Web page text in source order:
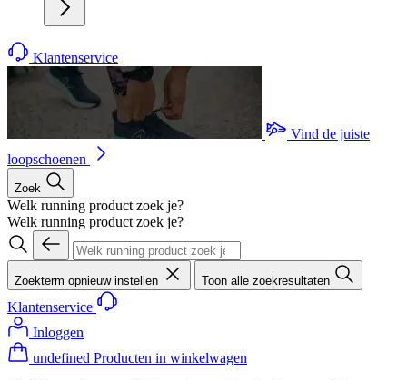
Klantenservice
Vind de juiste
loopschoenen
Zoek
Welk running product zoek je?
Welk running product zoek je?
Zoekterm opnieuw instellen Toon alle zoekresultaten
Klantenservice
Inloggen
undefined Producten in winkelwagen